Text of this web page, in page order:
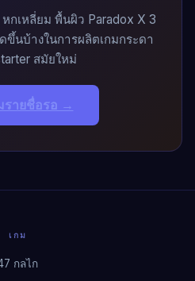
กเหลี่ยม พื้นผิว Paradox X 3
ขึ้นบ้างในการผลิตเกมกระดา
สมัยใหม่
รายชื่อรอ →
เกม
กลไก